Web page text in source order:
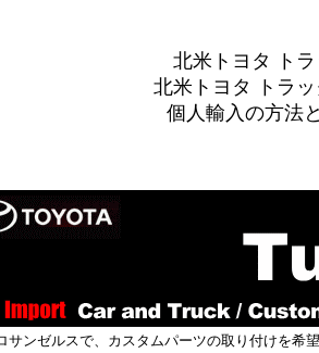
北米トヨタ ト
北米 トヨタ トラ
個人輸入の方法
サンゼルスで、カスタムパーツの取り付けを希